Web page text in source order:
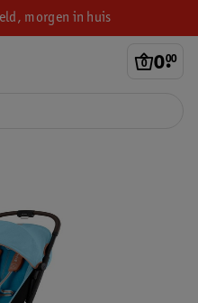
morgen in huis
0.
00